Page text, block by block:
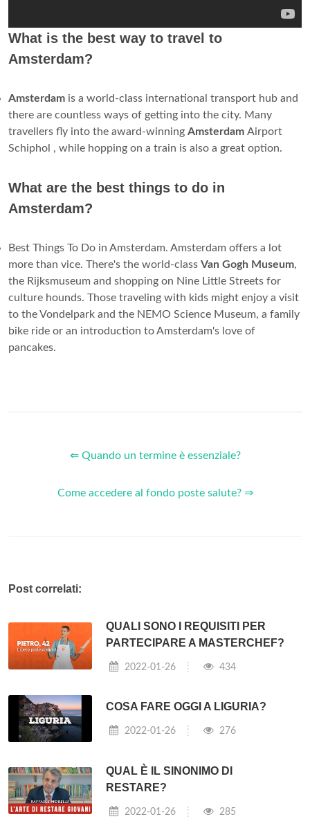
What is the best way to travel to
Amsterdam?
Amsterdam is a world-class international transport hub and
there are countless ways of getting into the city. Many
travellers fly into the award-winning Amsterdam Airport
Schiphol , while hopping on a train is also a great option.
What are the best things to do in
Amsterdam?
Best Things To Do in Amsterdam. Amsterdam offers a lot
more than vice. There's the world-class Van Gogh Museum,
the Rijksmuseum and shopping on Nine Little Streets for
culture hounds. Those traveling with kids might enjoy a visit
to the Vondelpark and the NEMO Science Museum, a family
bike ride or an introduction to Amsterdam's love of
pancakes.
⇐ Quando un termine è essenziale?
Come accedere al fondo poste salute? ⇒
Post correlati:
QUALI SONO I REQUISITI PER
PARTECIPARE A MASTERCHEF?
2022-01-26 434
COSA FARE OGGI A LIGURIA?
2022-01-26 276
QUAL È IL SINONIMO DI
RESTARE?
2022-01-26 285